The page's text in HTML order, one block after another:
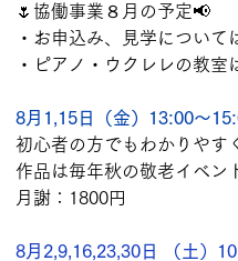
🌷協働事業８月の予定📢
・お申込み、見学について
・ピアノ・ウクレレの教室
8月1,15日（金）13:00～
初心者の方でもわかりやす
作品は毎年秋の敬老イベン
月謝：1800円
8月2,9,16,23,30日 （土）